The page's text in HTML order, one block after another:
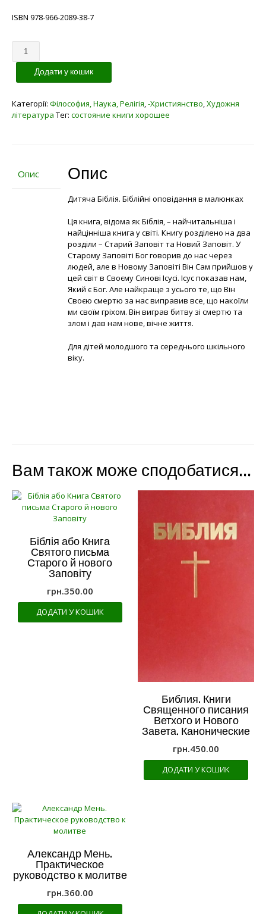
ISBN 978-966-2089-38-7
Кількість
Додати у кошик
Категорії: Філософия, Наука, Релігія -Християнство Художня
література Тег: состояние книги хорошее
Опис Опис
Дитяча Біблія. Біблійні оповідання в малюнках
Ця книга, відома як Біблія, – найчитальніша і
найцінніша книга у світі. Книгу розділено на два
розділи – Старий Заповіт та Новий Заповіт. У
Старому Заповіті Бог говорив до нас через
людей, але в Новому Заповіті Він Сам прийшов у
цей світ в Своєму Синові Ісусі. Ісус показав нам,
Який є Бог. Але найкраще з усього те, що Він
Своєю смертю за нас виправив все, що накоїли
ми своїм гріхом. Він виграв битву зі смертю та
злом і дав нам нове, вічне життя.
Для дітей молодшого та середнього шкільного
віку.
Вам також може сподобатися…
Біблія або Книга
Святого письма
Старого й нового
Заповіту
грн.350.00
ДОДАТИ У КОШИК
Библия. Книги
Священного писания
Ветхого и Нового
Завета. Канонические
грн.450.00
ДОДАТИ У КОШИК
Александр Мень.
Практическое
руководство к молитве
грн.360.00